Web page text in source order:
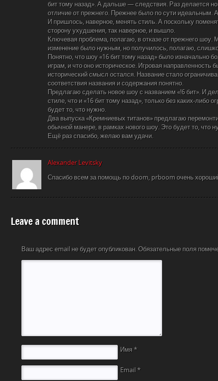
бит тому назад». А дальше — следствия. Раз делается
отличие от прежнего. Прежнее было по сути идеальным.
И пришлось, наверное, менять стиль. А поскольку
сторону ухудшения, так наверное, и вышло.
Ключевая проблема, полагаю, в отказе от прежнего шоу.
изменение было нужным, но получилось, полагаю,
Понятно, что шоу «16 бит тому назад» было изначально
играм, и что оно историческое. Игровая направленность
исторический смысл остался. Название стало
соответствия названия и содержания понятно.
Предлагаю сделать новое шоу с названием «!6 бит». И
стиле, что и «16 бит тому назад», только без каких-либо
будет то, что нужно.
Два выпуска «Кремниевых титанов» предлагаю
обычной манере, в рамках нового шоу. Это будет то, что
Ещё раз спасибо, желаю вам удачи.
Alexander Levitsky
Спасибо всем за помощь по doom, prboom очень
Leave a comment
Ваш адрес email не будет опубликован. Обязательные поля
Имя *
Email *